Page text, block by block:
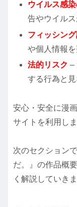
ウイルス感
告やウイル
フィッシン
や個人情報
法的リスク –
する行為と
安心・安全に漫
サイトを利用しま
次のセクション
だ。』の作品概
く解説していきま